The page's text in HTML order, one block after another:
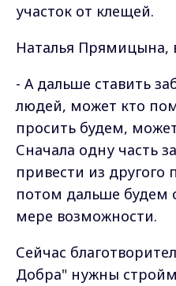
участок от клещей.
Наталья Прямицына,
- А дальше ставить
людей, может кто
просить будем,
Сначала одну часть
привести из
потом дальше будем
мере возможности.
Сейчас
Добра" нужны